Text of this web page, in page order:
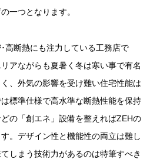
一つとなります。
高断熱にも注力している工務店で
アながらも夏暑く冬は寒い事で有名
、外気の影響を受け難い住宅性能は
標準仕様で高水準な断熱性能を保持
の「創エネ」設備を整えればZEHの
。デザイン性と機能性の両立は難し
しまう技術力があるのは特筆すべき